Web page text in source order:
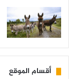
أقسام الموقع